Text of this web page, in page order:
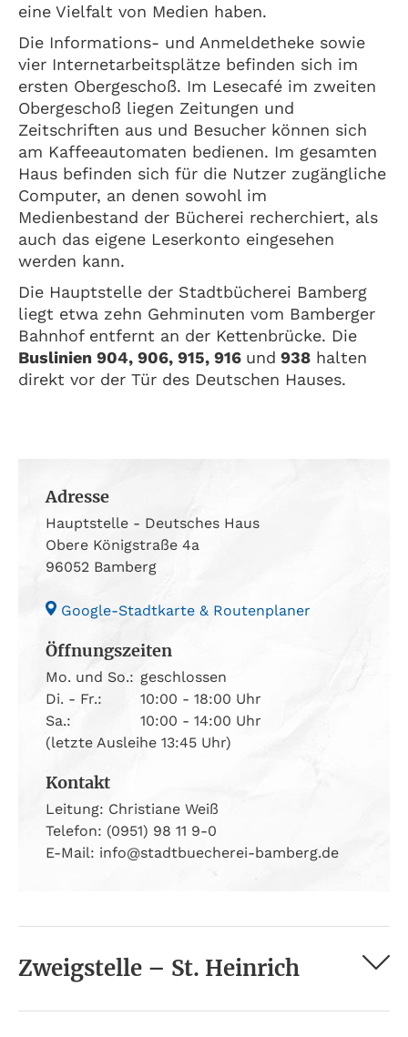
eine Vielfalt von Medien haben.
Die Informations- und Anmeldetheke sowie
vier Internetarbeitsplätze befinden sich im
ersten Obergeschoß. Im Lesecafé im zweiten
Obergeschoß liegen Zeitungen und
Zeitschriften aus und Besucher können sich
am Kaffeeautomaten bedienen. Im gesamten
Haus befinden sich für die Nutzer zugängliche
Computer, an denen sowohl im
Medienbestand der Bücherei recherchiert, als
auch das eigene Leserkonto eingesehen
werden kann.
Die Hauptstelle der Stadtbücherei Bamberg
liegt etwa zehn Gehminuten vom Bamberger
Bahnhof entfernt an der Kettenbrücke. Die
Buslinien 904, 906, 915, 916 und 938 halten
direkt vor der Tür des Deutschen Hauses.
Adresse
Hauptstelle - Deutsches Haus
Obere Königstraße 4a
96052 Bamberg
Google-Stadtkarte & Routenplaner
Öffnungszeiten
Mo. und So.: geschlossen
Di. - Fr.:
10:00 - 18:00 Uhr
Sa.:
10:00 - 14:00 Uhr
(letzte Ausleihe 13:45 Uhr)
Kontakt
Leitung: Christiane Weiß
Telefon: (0951) 98 11 9-0
E-Mail: info@stadtbuecherei-bamberg.de
Zweigstelle – St. Heinrich